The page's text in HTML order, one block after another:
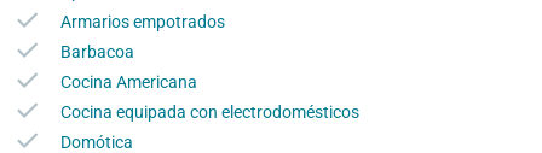
Armarios empotrados
Barbacoa
Cocina Americana
Cocina equipada con electrodomésticos
Domótica